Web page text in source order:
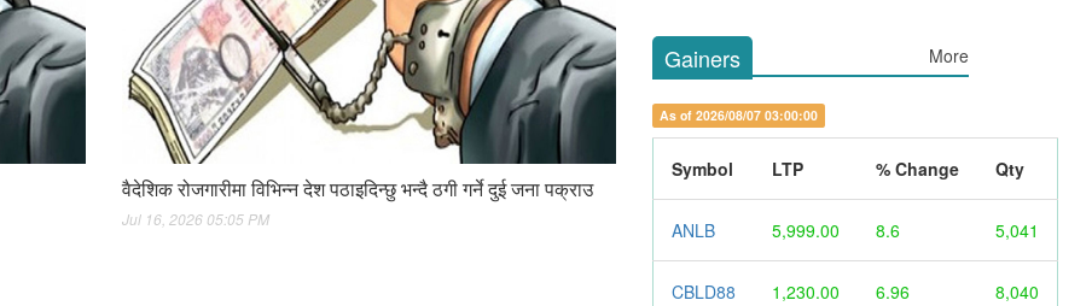
वैदेशिक रोजगारीमा विभिन्न देश पठाइदिन्छु भन्दै ठगी गर्ने दुई जना पक्राउ
Jul 16, 2026 05:05 PM
Gainers More
As of 2026/08/07 03:00:00
Symbol LTP % Change Qty
ANLB 5,999.00 8.6 5,041
CBLD88 1,230.00 6.96 8,040